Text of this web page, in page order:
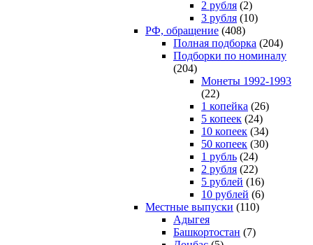
2 рубля (2)
3 рубля (10)
РФ, обращение (408)
Полная подборка (204)
Подборки по номиналу
(204)
Монеты 1992-1993
(22)
1 копейка (26)
5 копеек (24)
10 копеек (34)
50 копеек (30)
1 рубль (24)
2 рубля (22)
5 рублей (16)
10 рублей (6)
Местные выпуски (110)
Адыгея
Башкортостан (7)